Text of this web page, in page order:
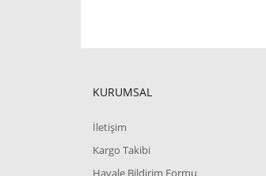
KURUMSAL
İletişim
Kargo Takibi
Havale Bildirim Formu